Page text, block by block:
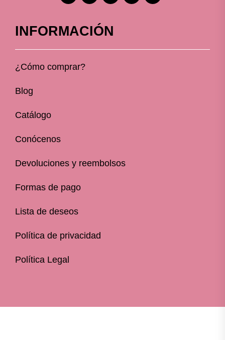
INFORMACIÓN
¿Cómo comprar?
Blog
Catálogo
Conócenos
Devoluciones y reembolsos
Formas de pago
Lista de deseos
Política de privacidad
Política Legal